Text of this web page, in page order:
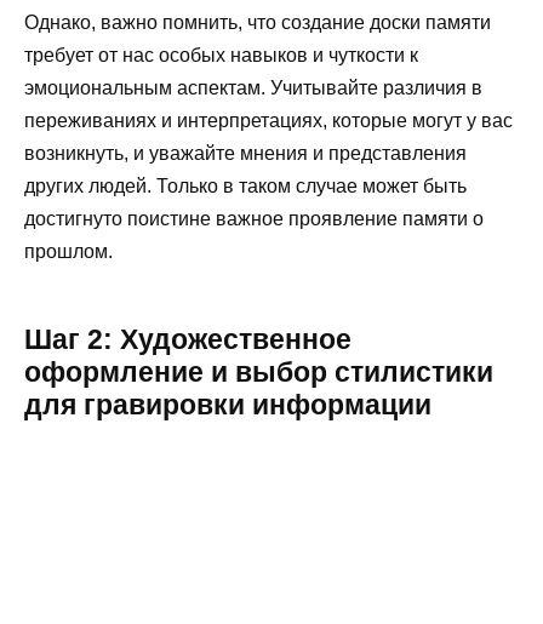
Однако, важно помнить, что создание доски памяти
требует от нас особых навыков и чуткости к
эмоциональным аспектам. Учитывайте различия в
переживаниях и интерпретациях, которые могут у вас
возникнуть, и уважайте мнения и представления
других людей. Только в таком случае может быть
достигнуто поистине важное проявление памяти о
прошлом.
Шаг 2: Художественное
оформление и выбор стилистики
для гравировки информации